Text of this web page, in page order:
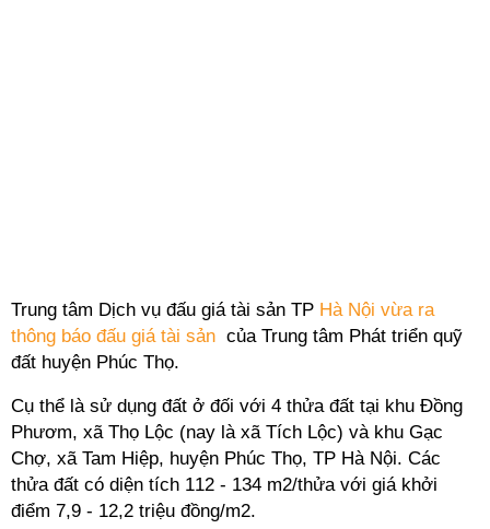
Trung tâm Dịch vụ đấu giá tài sản TP Hà Nội vừa ra
thông báo đấu giá tài sản của Trung tâm Phát triển quỹ
đất huyện Phúc Thọ.
Cụ thể là sử dụng đất ở đối với 4 thửa đất tại khu Đồng
Phươm, xã Thọ Lộc (nay là xã Tích Lộc) và khu Gạc
Chợ, xã Tam Hiệp, huyện Phúc Thọ, TP Hà Nội. Các
thửa đất có diện tích 112 - 134 m2/thửa với giá khởi
điểm 7,9 - 12,2 triệu đồng/m2.